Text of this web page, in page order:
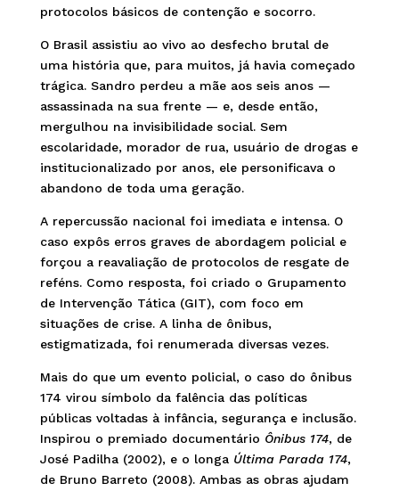
protocolos básicos de contenção e socorro.
O Brasil assistiu ao vivo ao desfecho brutal de
uma história que, para muitos, já havia começado
trágica. Sandro perdeu a mãe aos seis anos —
assassinada na sua frente — e, desde então,
mergulhou na invisibilidade social. Sem
escolaridade, morador de rua, usuário de drogas e
institucionalizado por anos, ele personificava o
abandono de toda uma geração.
A repercussão nacional foi imediata e intensa. O
caso expôs erros graves de abordagem policial e
forçou a reavaliação de protocolos de resgate de
reféns. Como resposta, foi criado o Grupamento
de Intervenção Tática (GIT), com foco em
situações de crise. A linha de ônibus,
estigmatizada, foi renumerada diversas vezes.
Mais do que um evento policial, o caso do ônibus
174 virou símbolo da falência das políticas
públicas voltadas à infância, segurança e inclusão.
Inspirou o premiado documentário Ônibus 174, de
José Padilha (2002), e o longa Última Parada 174,
de Bruno Barreto (2008). Ambas as obras ajudam